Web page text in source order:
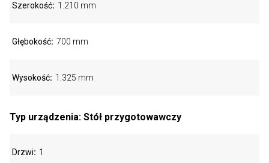
Szerokość 1.210 mm
Głębokość 700 mm
Wysokość 1.325 mm
Typ urządzenia: Stół przygotowawczy
Drzwi 1